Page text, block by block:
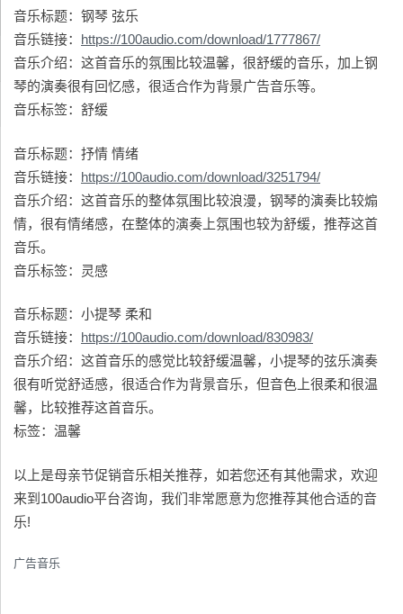
音乐标题：钢琴 弦乐
音乐链接： https://100audio.com/download/1777867/
音乐介绍：这首音乐的氛围比较温馨，很舒缓的音乐，加上钢
琴的演奏很有回忆感，很适合作为背景广告音乐等。
音乐标签：舒缓
音乐标题：抒情 情绪
音乐链接： https://100audio.com/download/3251794/
音乐介绍：这首音乐的整体氛围比较浪漫，钢琴的演奏比较煽
情，很有情绪感，在整体的演奏上氛围也较为舒缓，推荐这首
音乐。
音乐标签：灵感
音乐标题：小提琴 柔和
音乐链接： https://100audio.com/download/830983/
音乐介绍：这首音乐的感觉比较舒缓温馨，小提琴的弦乐演奏
很有听觉舒适感，很适合作为背景音乐，但音色上很柔和很温
馨，比较推荐这首音乐。
标签：温馨
以上是母亲节促销音乐相关推荐，如若您还有其他需求，欢迎
来到100audio平台咨询，我们非常愿意为您推荐其他合适的音
乐!
广告音乐